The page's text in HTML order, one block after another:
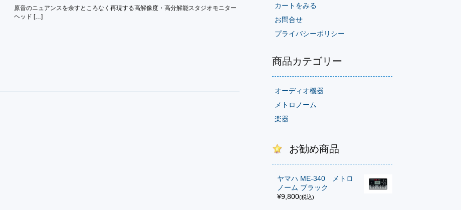
原音のニュアンスを余すところなく再現する高解像度・高分解能スタジオモニター
ヘッド […]
カートをみる
お問合せ
プライバシーポリシー
商品カテゴリー
オーディオ機器
メトロノーム
楽器
お勧め商品
ヤマハ ME-340 メトロ
ノーム ブラック
¥9,800(税込)